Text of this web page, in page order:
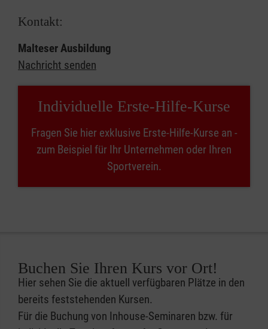
Kontakt:
Malteser Ausbildung
Nachricht senden
Individuelle Erste-Hilfe-Kurse
Fragen Sie hier exklusive Erste-Hilfe-Kurse an -
zum Beispiel für Ihr Unternehmen oder Ihren
Sportverein.
Buchen Sie Ihren Kurs vor Ort!
Hier sehen Sie die aktuell verfügbaren Plätze in den
bereits feststehenden Kursen.
Für die Buchung von Inhouse-Seminaren bzw. für